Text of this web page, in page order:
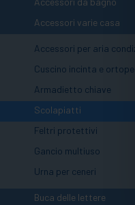
Accessori varie casa
Accessori per aria
Cuscino incinta e
Armadietto chiave
Scolapiatti
Feltri protettivi
Gancio multiuso
Urna per ceneri
Buca delle lettere